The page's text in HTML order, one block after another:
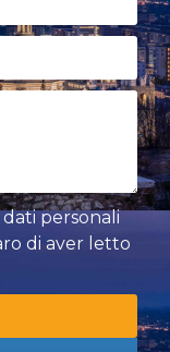
personali
di aver letto